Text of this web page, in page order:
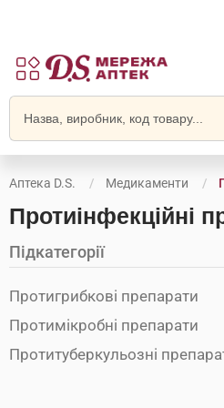
Аптека D.S. Медикаменти
Протиінфекційні
Підкатегорії
Протигрибкові препарати
Протимікробні препарати
Протитуберкульозні